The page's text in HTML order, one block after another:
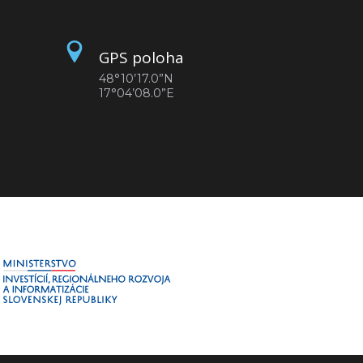
GPS poloha
48°10’17.0”N
17°04’08.0”E